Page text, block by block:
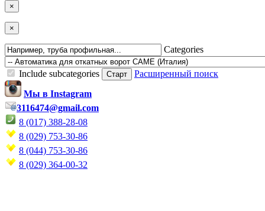
×
×
Categories
Include subcategories
Расширенный поиск
Мы в Instagram
3116474@gmail.com
8 (017) 388-28-08
8 (029) 753-30-86
8 (044) 753-30-86
8 (029) 364-00-32